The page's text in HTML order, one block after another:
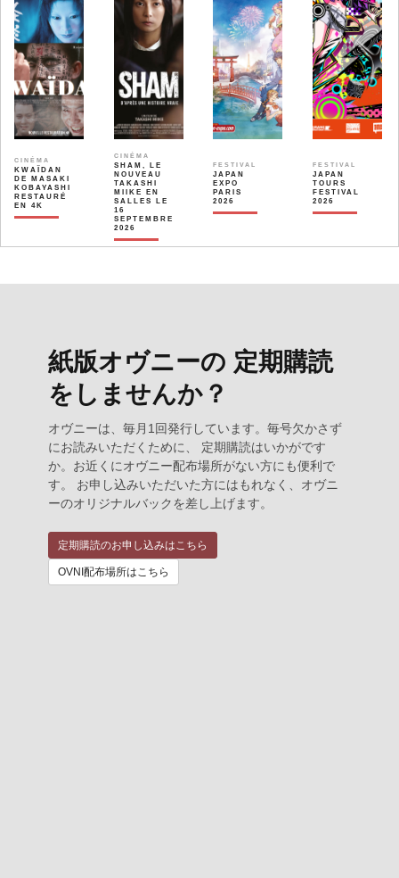
CINÉMA
KWAÏDAN
DE MASAKI
KOBAYASHI
RESTAURÉ
EN 4K
CINÉMA
SHAM, LE
NOUVEAU
TAKASHI
MIIKE EN
SALLES LE
16
SEPTEMBRE
2026
FESTIVAL
JAPAN
EXPO
PARIS
2026
FESTIVAL
JAPAN
TOURS
FESTIVAL
2026
紙版オヴニーの 定期購読
をしませんか？
オヴニーは、毎月1回発行しています。毎号欠かさず
にお読みいただくために、 定期購読はいかがです
か。お近くにオヴニー配布場所がない方にも便利で
す。 お申し込みいただいた方にはもれなく、オヴニ
ーのオリジナルバックを差し上げます。
定期購読のお申し込みはこちら
OVNI配布場所はこちら